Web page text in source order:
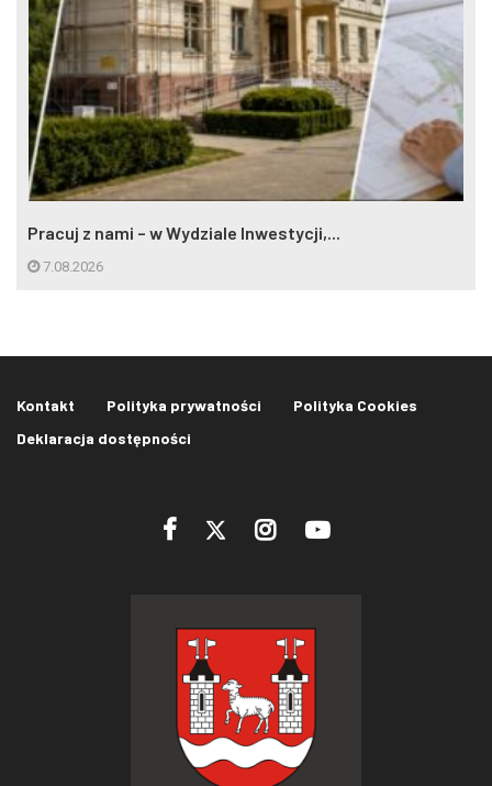
Pracuj z nami – w Wydziale Inwestycji,...
7.08.2026
Kontakt Polityka prywatności
Polityka Cookies
Deklaracja dostępności